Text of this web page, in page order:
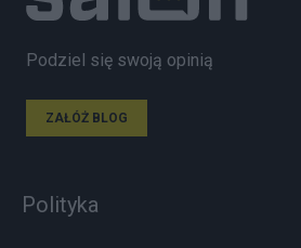
Podziel się swoją opinią
ZAŁÓŻ BLOG
Polityka